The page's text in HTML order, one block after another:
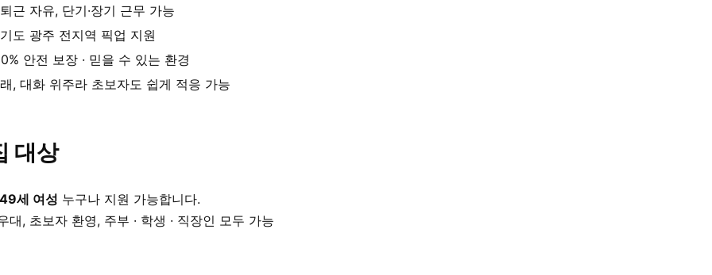
근 자유, 단기·장기 근무 가능
도 광주 전지역 픽업 지원
안전 보장 · 믿을 수 있는 환경
, 대화 위주라 초보자도 쉽게 적응 가능
대상
세 여성 누구나 지원 가능합니다.
대, 초보자 환영, 주부 · 학생 · 직장인 모두 가능